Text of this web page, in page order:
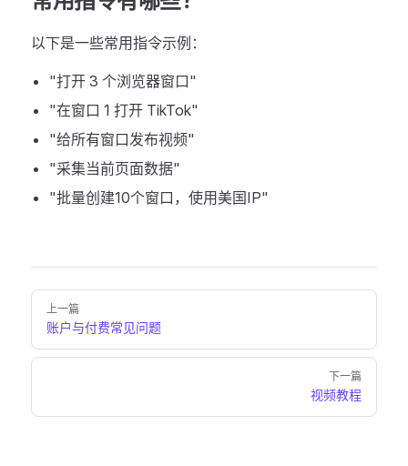
以下是一些常用指令示例：
"打开 3 个浏览器窗口"
"在窗口 1 打开 TikTok"
"给所有窗口发布视频"
"采集当前页面数据"
"批量创建10个窗口，使用美国IP"
Pager
上一篇
账户与付费常见问题
下一篇
视频教程